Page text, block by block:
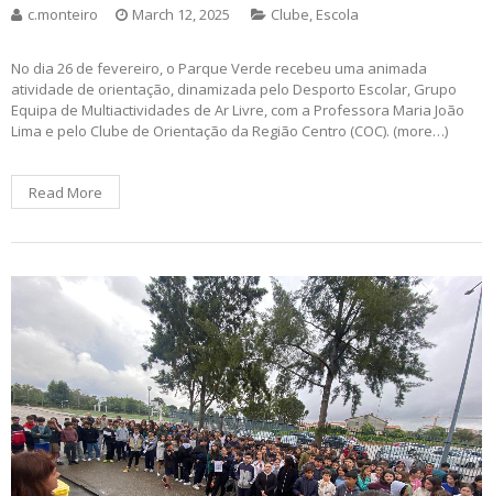
c.monteiro March 12, 2025 Clube, Escola
No dia 26 de fevereiro, o Parque Verde recebeu uma animada
atividade de orientação, dinamizada pelo Desporto Escolar, Grupo
Equipa de Multiactividades de Ar Livre, com a Professora Maria João
Lima e pelo Clube de Orientação da Região Centro (COC). (more…)
Read More